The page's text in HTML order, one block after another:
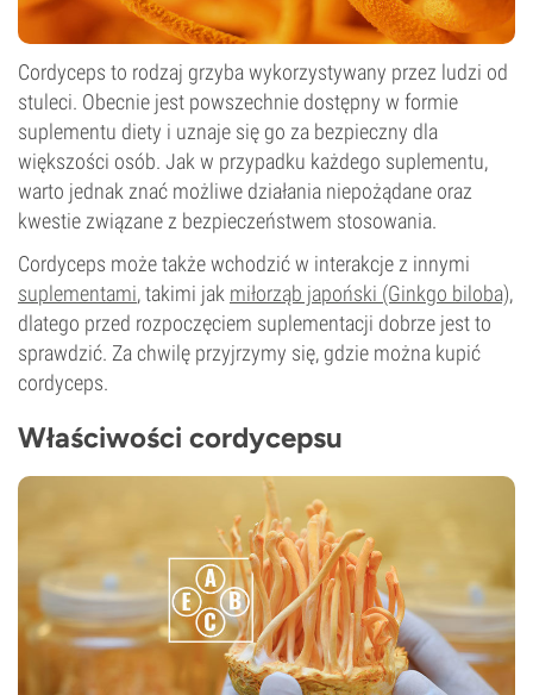
Cordyceps to rodzaj grzyba wykorzystywany przez ludzi od
stuleci. Obecnie jest powszechnie dostępny w formie
suplementu diety i uznaje się go za bezpieczny dla
większości osób. Jak w przypadku każdego suplementu,
warto jednak znać możliwe działania niepożądane oraz
kwestie związane z bezpieczeństwem stosowania.
Cordyceps może także wchodzić w interakcje z innymi
suplementami, takimi jak miłorząb japoński (Ginkgo biloba),
dlatego przed rozpoczęciem suplementacji dobrze jest to
sprawdzić. Za chwilę przyjrzymy się, gdzie można kupić
cordyceps.
Właściwości cordycepsu